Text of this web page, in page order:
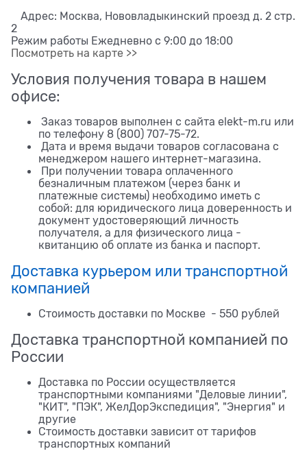
Адрес: Москва, Нововладыкинский проезд д. 2 стр.
2
Режим работы Ежедневно с 9:00 до 18:00
Посмотреть на карте >>
Условия получения товара в нашем
офисе:
Заказ товаров выполнен с сайта elekt-m.ru или
по телефону 8 (800) 707-75-72.
Дата и время выдачи товаров согласована с
менеджером нашего интернет-магазина.
При получении товара оплаченного
безналичным платежом (через банк и
платежные системы) необходимо иметь с
собой: для юридического лица доверенность и
документ удостоверяющий личность
получателя, а для физического лица -
квитанцию об оплате из банка и паспорт.
Доставка курьером или транспортной
компанией
Стоимость доставки по Москве - 550 рублей
Доставка транспортной компанией по
России
Доставка по России осуществляется
транспортными компаниями "Деловые линии",
"КИТ", "ПЭК", ЖелДорЭкспедиция", "Энергия" и
другие
Стоимость доставки зависит от тарифов
транспортных компаний